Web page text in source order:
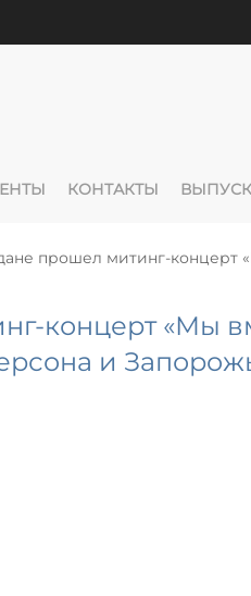
КОНТАКТЫ
прошел митинг-концерт
концерт «Мы
и